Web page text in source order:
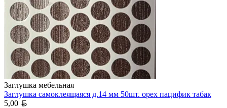
Заглушка мебельная
Заглушка самоклеящаяся д.14 мм 50шт. орех пацифик табак
5,00